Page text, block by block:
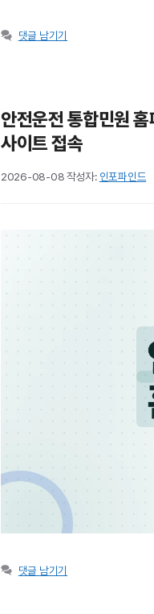
댓글 남기기
안전운전 통합민원
사이트 접속
2026-08-08작성자: 인포파인드
댓글 남기기